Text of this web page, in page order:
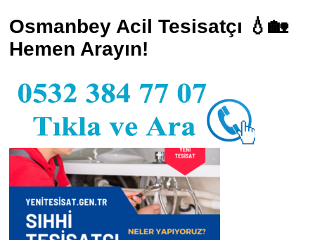
Osmanbey Acil Tesisatçı 💧🏡
Hemen Arayın!